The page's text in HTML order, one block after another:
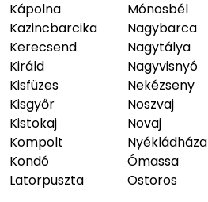
Kápolna
Kazincbarcika
Kerecsend
Királd
Kisfüzes
Kisgyőr
Kistokaj
Kompolt
Kondó
Latorpuszta
Mónosbél
Nagybarca
Nagytálya
Nagyvisnyó
Nekézseny
Noszvaj
Novaj
Nyékládháza
Ómassa
Ostoros